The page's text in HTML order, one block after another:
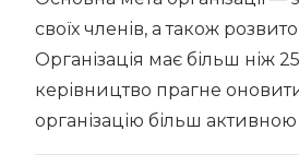
своїх членів, а також
Організація має більш ніж
керівництво прагне
організацію більш